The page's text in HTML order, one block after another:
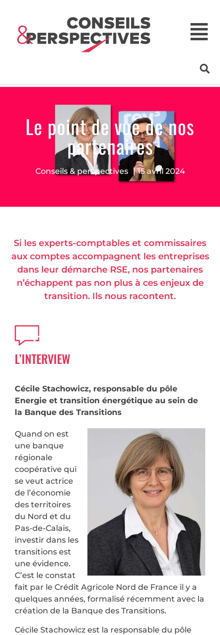
Le point de vue de nos
partenaires
Conseils & perspectives | 15 avril 2024
Si les experts-comptables et commissaires
aux comptes accompagnent les entreprises
dans leur démarche RSE, nos partenaires
n’échappent pas non plus à ces enjeux de
transition. Ils nous racontent.
L’INTERVIEW
Cécile Stachowicz, responsable du pôle
Energie et transition énergétique au sein de
la Banque des Transitions
Quand on est
une banque
régionale
coopérative qui
se veut actrice
de l’économie
des territoires
du Nord et du
Pas-de-Calais,
investir dans les
transitions est
une évidence.
C’est le constat
fait par le Crédit Agricole Nord de France il y a
quelques années, formalisé récemment avec la
création de la Banque des Transitions.
Cécile Stachowicz est la responsable du pôle